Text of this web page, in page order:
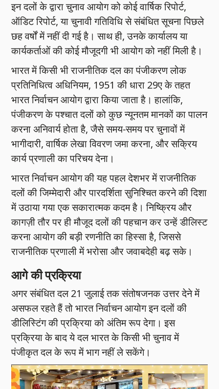
इन दलों के द्वारा चुनाव आयोग को कोई वार्षिक रिपोर्ट,
ऑडिट रिपोर्ट, या चुनावी गतिविधि से संबंधित सूचना पिछले
छह वर्षों में नहीं दी गई है। साथ ही, उनके कार्यालय या
कार्यकर्ताओं की कोई मौजूदगी भी आयोग को नहीं मिली है।
भारत में किसी भी राजनीतिक दल का पंजीकरण लोक
प्रतिनिधित्व अधिनियम, 1951 की धारा 29ए के तहत
भारत निर्वाचन आयोग द्वारा किया जाता है। हालांकि,
पंजीकरण के पश्चात दलों को कुछ न्यूनतम मानकों का पालन
करना अनिवार्य होता है, जैसे समय-समय पर चुनावों में
भागीदारी, वार्षिक लेखा विवरण जमा करना, और सक्रिय
कार्य प्रणाली का परिचय देना।
भारत निर्वाचन आयोग की यह पहल देशभर में राजनीतिक
दलों की जिम्मेदारी और पारदर्शिता सुनिश्चित करने की दिशा
में उठाया गया एक सकारात्मक कदम है। निष्क्रिय और
कागज़ी तौर पर ही मौजूद दलों की पहचान कर उन्हें डीलिस्ट
करना आयोग की बड़ी रणनीति का हिस्सा है, जिससे
राजनीतिक प्रणाली में भरोसा और जवाबदेही बढ़ सके।
आगे की प्रक्रिया
अगर संबंधित दल 21 जुलाई तक संतोषजनक उत्तर देने में
असफल रहते हैं तो भारत निर्वाचन आयोग इन दलों की
डीलिस्टिंग की प्रक्रिया को अंतिम रूप देगा। इस
प्रक्रिया के बाद ये दल भारत के किसी भी चुनाव में
पंजीकृत दल के रूप में भाग नहीं ले सकेंगे।